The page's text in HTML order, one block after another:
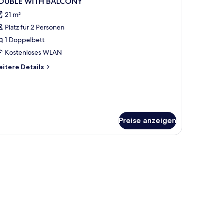
21 m²
Platz für 2 Personen
1 Doppelbett
Kostenloses WLAN
Details
Preise anzeigen